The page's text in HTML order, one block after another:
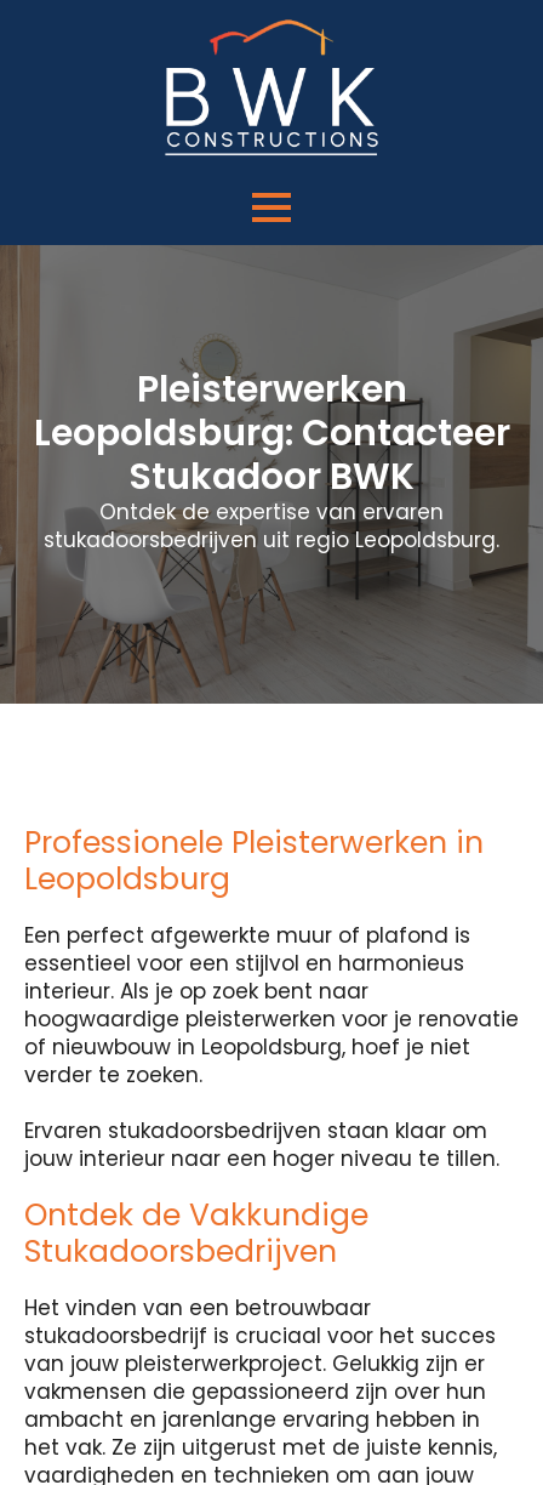
Pleisterwerken
Leopoldsburg: Contacteer
Stukadoor BWK
Ontdek de expertise van ervaren
stukadoorsbedrijven uit regio Leopoldsburg.
Professionele Pleisterwerken in
Leopoldsburg
Een perfect afgewerkte muur of plafond is
essentieel voor een stijlvol en harmonieus
interieur. Als je op zoek bent naar
hoogwaardige pleisterwerken voor je renovatie
of nieuwbouw in Leopoldsburg, hoef je niet
verder te zoeken.
Ervaren stukadoorsbedrijven staan klaar om
jouw interieur naar een hoger niveau te tillen.
Ontdek de Vakkundige
Stukadoorsbedrijven
Het vinden van een betrouwbaar
stukadoorsbedrijf is cruciaal voor het succes
van jouw pleisterwerkproject. Gelukkig zijn er
vakmensen die gepassioneerd zijn over hun
ambacht en jarenlange ervaring hebben in
het vak. Ze zijn uitgerust met de juiste kennis,
vaardigheden en technieken om aan jouw